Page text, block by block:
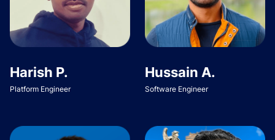
Harish P.
Platform Engineer
Hussain A.
Software Engineer